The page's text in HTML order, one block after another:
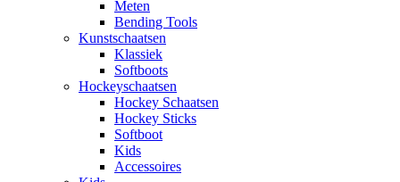
Meten
Bending Tools
Kunstschaatsen
Klassiek
Softboots
Hockeyschaatsen
Hockey Schaatsen
Hockey Sticks
Softboot
Kids
Accessoires